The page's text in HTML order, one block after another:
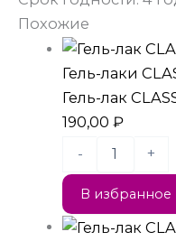
Похожие
Гель-лаки
Гель-лак
190,00₽
-
+
В избранное